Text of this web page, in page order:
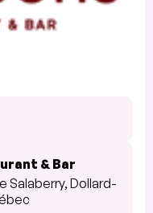
& Bar
Salaberry, Dollard-